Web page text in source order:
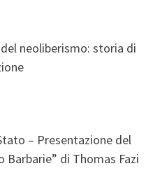
neoliberismo: storia di
– Presentazione del
Barbarie” di Thomas Fazi